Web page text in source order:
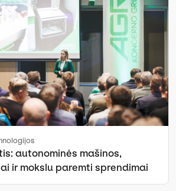
autonominės mašinos,
ir mokslu paremti sprendimai